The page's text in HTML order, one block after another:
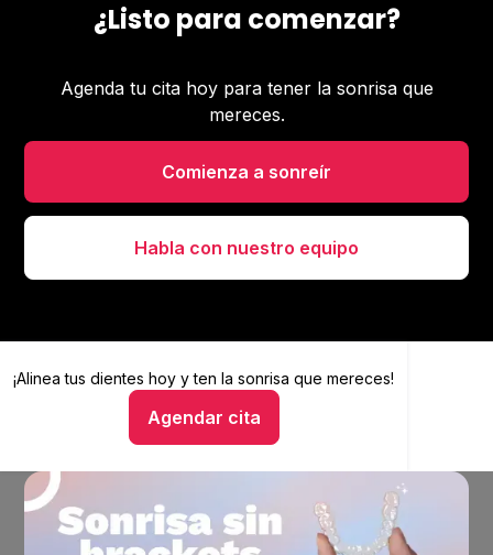
¿Listo para comenzar?
Agenda tu cita hoy para tener la sonrisa que
mereces.
Comienza a sonreír
Habla con nuestro equipo
¡Alinea tus dientes hoy yten la sonrisa que mereces!
Agendar cita
Alinea tus dientes hoy y ten la sonrisa que mereces
Hablar con un asesor